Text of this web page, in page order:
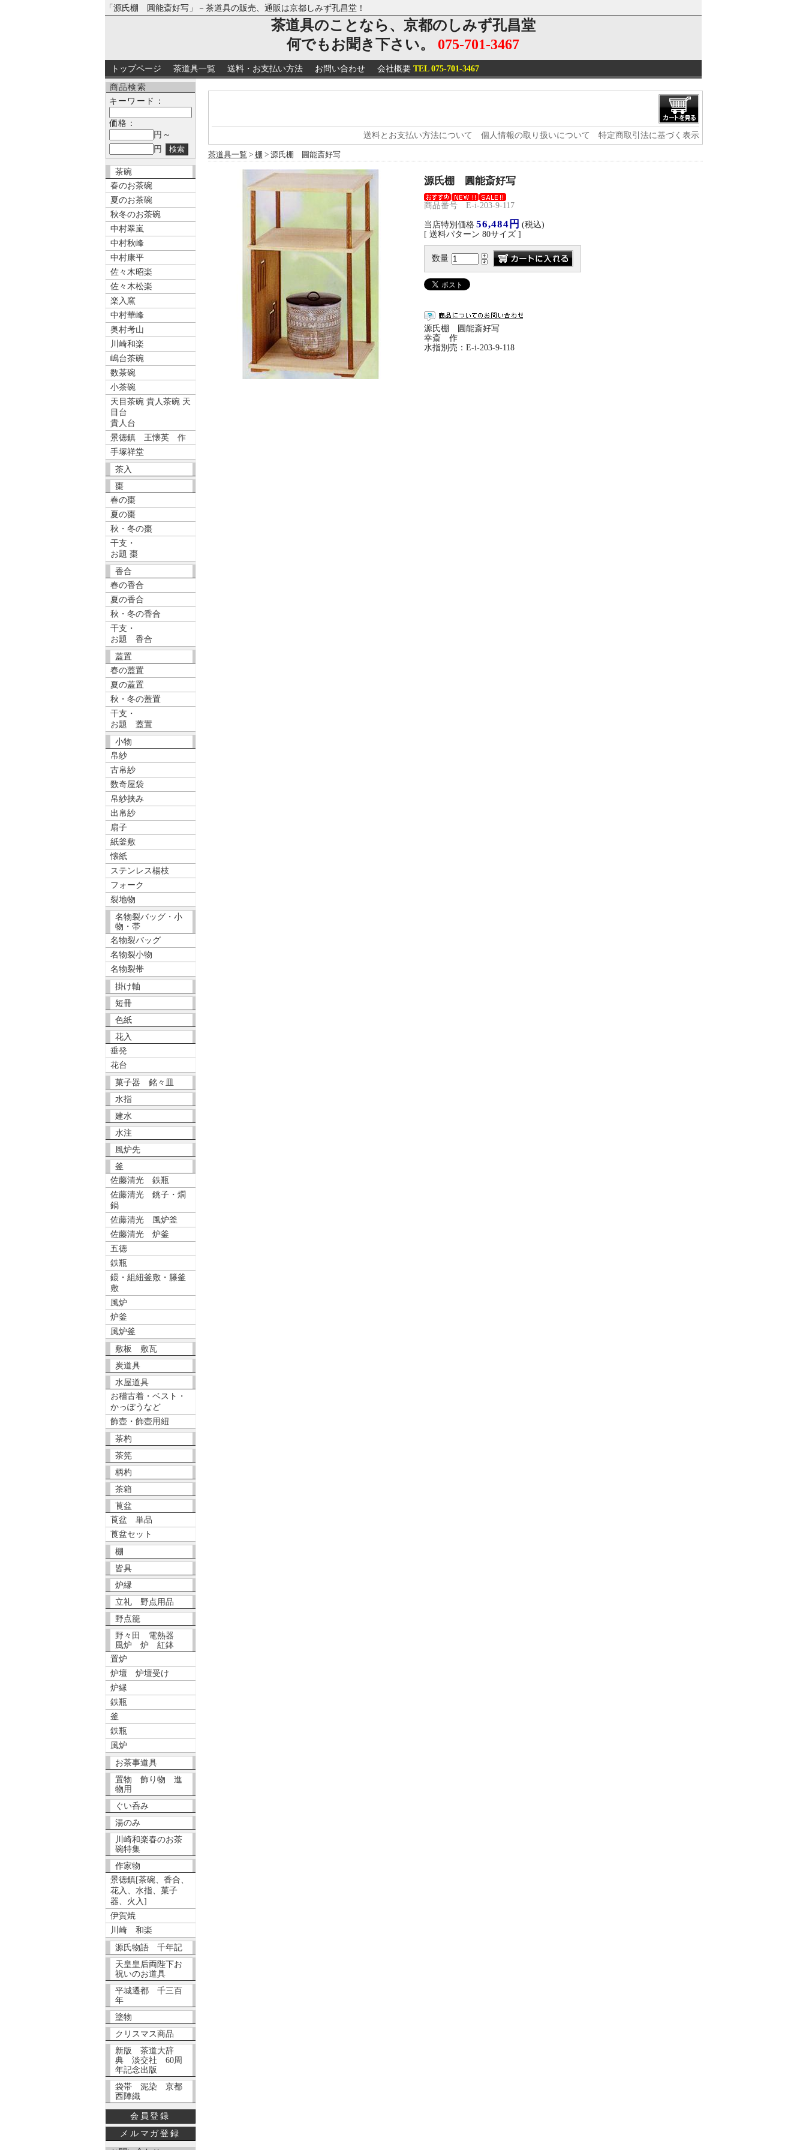
「源氏棚 圓能斎好写」－茶道具の販売、通販は京都しみず孔昌堂！
茶道具のことなら、京都のしみず孔昌堂
何でもお聞き下さい。 075-701-3467
トップページ 茶道具一覧 送料・お支払い方法 お問い合わせ 会社概要 TEL 075-701-3467
商品検索
キーワード：
価格：
円～
円
茶碗
春のお茶碗
夏のお茶碗
秋冬のお茶碗
中村翠嵐
中村秋峰
中村康平
佐々木昭楽
佐々木松楽
楽入窯
中村華峰
奥村考山
川崎和楽
嶋台茶碗
数茶碗
小茶碗
天目茶碗 貴人茶碗 天
目台
貴人台
景徳鎮 王懐英 作
手塚祥堂
茶入
棗
春の棗
夏の棗
秋・冬の棗
干支・
お題 棗
香合
春の香合
夏の香合
秋・冬の香合
干支・
お題 香合
蓋置
春の蓋置
夏の蓋置
秋・冬の蓋置
干支・
お題 蓋置
小物
帛紗
古帛紗
数奇屋袋
帛紗挟み
出帛紗
扇子
紙釜敷
懐紙
ステンレス楊枝
フォーク
裂地物
名物裂バッグ・小
物・帯
名物裂バッグ
名物裂小物
名物裂帯
掛け軸
短冊
色紙
花入
垂発
花台
菓子器 銘々皿
水指
建水
水注
風炉先
釜
佐藤清光 鉄瓶
佐藤清光 銚子・燗
鍋
佐藤清光 風炉釜
佐藤清光 炉釜
五徳
鉄瓶
鐶・組紐釜敷・籐釜
敷
風炉
炉釜
風炉釜
敷板 敷瓦
炭道具
水屋道具
お稽古着・ベスト・
かっぽうなど
飾壺・飾壺用紐
茶杓
茶筅
柄杓
茶箱
莨盆
莨盆 単品
莨盆セット
棚
皆具
炉縁
立礼 野点用品
野点籠
野々田 電熱器
風炉 炉 紅鉢
置炉
炉壇 炉壇受け
炉縁
鉄瓶
釜
鉄瓶
風炉
お茶事道具
置物 飾り物 進
物用
ぐい呑み
湯のみ
川崎和楽春のお茶
碗特集
作家物
景徳鎮[茶碗、香合、
花入、水指、菓子
器、火入]
伊賀焼
川崎 和楽
源氏物語 千年記
天皇皇后両陛下お
祝いのお道具
平城遷都 千三百
年
塗物
クリスマス商品
新版 茶道大辞
典 淡交社 60周
年記念出版
袋帯 泥染 京都
西陣織
会員登録
メルマガ登録
送料とお支払い方法について 個人情報の取り扱いについて 特定商取引法に基づく表示
茶道具一覧 > 棚 > 源氏棚 圓能斎好写
源氏棚 圓能斎好写
商品番号 E-i-203-9-117
当店特別価格 56,484円 (税込)
[ 送料パターン 80サイズ ]
数量
源氏棚 圓能斎好写
幸斎 作
水指別売：E-i-203-9-118